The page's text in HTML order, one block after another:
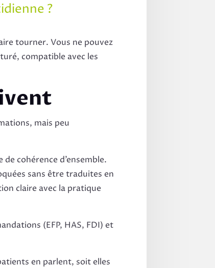
?
tourner. Vous ne pouvez
compatible avec les
mais peu
cohérence d’ensemble.
sans être traduites en
claire avec la pratique
(EFP, HAS, FDI) et
en parlent, soit elles